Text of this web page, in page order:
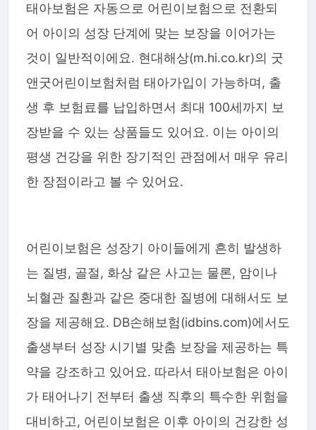
태아보험은 자동으로 어린이보험으로 전환되
어 아이의 성장 단계에 맞는 보장을 이어가는
것이 일반적이에요. 현대해상(m.hi.co.kr)의 굿
앤굿어린이보험처럼 태아가입이 가능하며, 출
생 후 보험료를 납입하면서 최대 100세까지 보
장받을 수 있는 상품들도 있어요. 이는 아이의
평생 건강을 위한 장기적인 관점에서 매우 유리
한 장점이라고 볼 수 있어요.
어린이보험은 성장기 아이들에게 흔히 발생하
는 질병, 골절, 화상 같은 사고는 물론, 암이나
뇌혈관 질환과 같은 중대한 질병에 대해서도 보
장을 제공해요. DB손해보험(idbins.com)에서도
출생부터 성장 시기별 맞춤 보장을 제공하는 특
약을 강조하고 있어요. 따라서 태아보험은 아이
가 태어나기 전부터 출생 직후의 특수한 위험을
대비하고, 어린이보험은 이후 아이의 건강한 성